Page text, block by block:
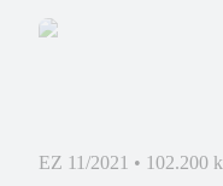
EZ 11/2021 • 102.200